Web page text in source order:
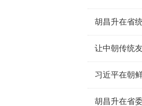
胡昌升在省
让中朝传统
习近平在朝
胡昌升在省委警示教育会上强调 为人民出政